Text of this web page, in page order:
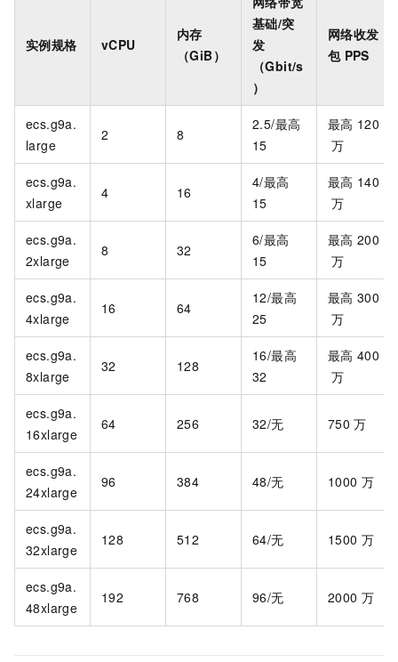
实例规格 vCPU
内存
（GiB）
基础/突
发
（Gbit/s
）
网络收发
包 PPS
ecs.g9a.
large
2 8
2.5/最高
15
最高 120
万
ecs.g9a.
xlarge
4 16
4/最高
15
最高 140
万
ecs.g9a.
2xlarge
8 32
6/最高
15
最高 200
万
ecs.g9a.
4xlarge
16 64
12/最高
25
最高 300
万
ecs.g9a.
8xlarge
32 128
16/最高
32
最高 400
万
ecs.g9a.
16xlarge
64 256 32/无 750 万
ecs.g9a.
24xlarge
96 384 48/无 1000 万
ecs.g9a.
32xlarge
128 512 64/无 1500 万
ecs.g9a.
48xlarge
192 768 96/无 2000 万